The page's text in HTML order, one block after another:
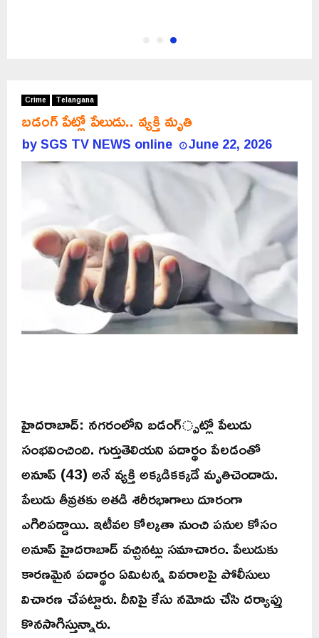
Crime Telangana
బడంగ్ పేట్లో పేలుడు.. వ్యక్తి మృతి
bySGS TV NEWS online June 22, 2026
హైదరాబాద్: నగరంలోని బడంగ్్పట్లో పేలుడు
సంభవించింది. గుర్తుతెలియని పదార్థం పేలడంతో
అనూప్ (43) అనే వ్యక్తి అక్కడికక్కడే మృతిచెందాడు.
పేలుడు తీవ్రతకు అతడి శరీరభాగాలు దూరంగా
ఎగిరిపడ్డాయి. ఇటీవల కోల్కతా నుంచి పనుల కోసం
అనూప్ హైదరాబాద్ వచ్చినట్లు సమాచారం. పేలుడుకు
కారణమైన పదార్థం ఏమిటన్న వివరాలపై పోలీసులు
విచారణ చేపట్టారు. దీనిపై కేసు నమోదు చేసి దర్యాప్తు
కొనసాగిస్తున్నారు.